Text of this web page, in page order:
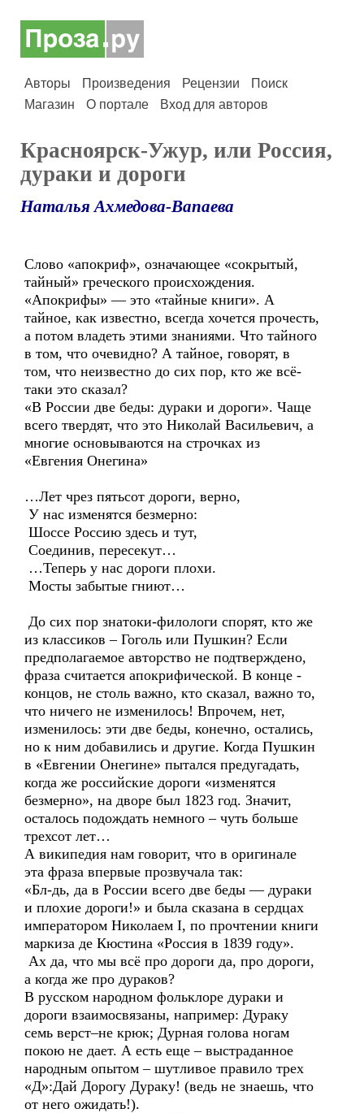
Авторы Произведения Рецензии
Поиск
Магазин
О портале Вход для авторов
Красноярск-Ужур, или Россия,
дураки и дороги
Наталья Ахмедова-Вапаева
Слово «апокриф», означающее «сокрытый,
тайный» греческого происхождения.
«Апокрифы» — это «тайные книги». А
тайное, как известно, всегда хочется прочесть,
а потом владеть этими знаниями. Что тайного
в том, что очевидно? А тайное, говорят, в
том, что неизвестно до сих пор, кто же всё-
таки это сказал?
«В России две беды: дураки и дороги». Чаще
всего твердят, что это Николай Васильевич, а
многие основываются на строчках из
«Евгения Онегина»
…Лет чрез пятьсот дороги, верно,
У нас изменятся безмерно:
Шоссе Россию здесь и тут,
Соединив, пересекут…
…Теперь у нас дороги плохи.
Мосты забытые гниют…
До сих пор знатоки-филологи спорят, кто же
из классиков – Гоголь или Пушкин? Если
предполагаемое авторство не подтверждено,
фраза считается апокрифической. В конце -
концов, не столь важно, кто сказал, важно то,
что ничего не изменилось! Впрочем, нет,
изменилось: эти две беды, конечно, остались,
но к ним добавились и другие. Когда Пушкин
в «Евгении Онегине» пытался предугадать,
когда же российские дороги «изменятся
безмерно», на дворе был 1823 год. Значит,
осталось подождать немного – чуть больше
трехсот лет…
А википедия нам говорит, что в оригинале
эта фраза впервые прозвучала так:
«Бл-дь, да в России всего две беды — дураки
и плохие дороги!» и была сказана в сердцах
императором Николаем I, по прочтении книги
маркиза де Кюстина «Россия в 1839 году».
Ах да, что мы всё про дороги да, про дороги,
а когда же про дураков?
В русском народном фольклоре дураки и
дороги взаимосвязаны, например: Дураку
семь верст–не крюк; Дурная голова ногам
покою не дает. А есть еще – выстраданное
народным опытом – шутливое правило трех
«Д»:Дай Дорогу Дураку! (ведь не знаешь, что
от него ожидать!).